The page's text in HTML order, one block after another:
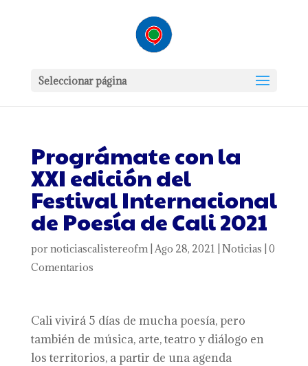
Seleccionar página
Prográmate con la
XXI edición del
Festival Internacional
de Poesía de Cali 2021
por noticiascalistereofm| Ago 28, 2021 Noticias 0
Comentarios
Cali vivirá 5 días de mucha poesía, pero
también de música, arte, teatro y diálogo en
los territorios, a partir de una agenda